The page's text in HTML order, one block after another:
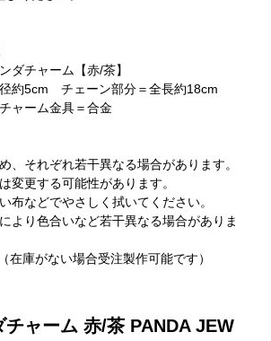
ダチャーム【赤/茶】
約5cm チェーン部分＝全長約18cm
ャーム金具＝合金
、それぞれ若干異なる場合があります。
変更する可能性があります。
布などでやさしく拭いてください。
より色合いなど若干異なる場合がありま
庫がない場合受注製作可能です）
チャーム 赤/茶 PANDA JEW